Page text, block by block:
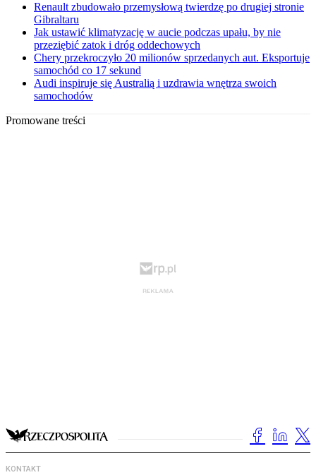
Renault zbudowało przemysłową twierdzę po drugiej stronie
Gibraltaru
Jak ustawić klimatyzację w aucie podczas upału, by nie
przeziębić zatok i dróg oddechowych
Chery przekroczyło 20 milionów sprzedanych aut. Eksportuje
samochód co 17 sekund
Audi inspiruje się Australią i uzdrawia wnętrza swoich
samochodów
Promowane treści
KONTAKT